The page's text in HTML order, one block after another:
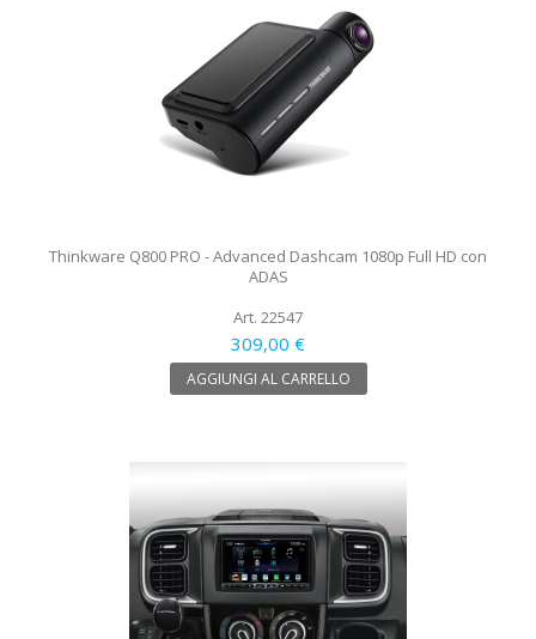
Thinkware Q800 PRO - Advanced Dashcam 1080p Full HD con
ADAS
Art. 22547
309,00 €
AGGIUNGI AL CARRELLO